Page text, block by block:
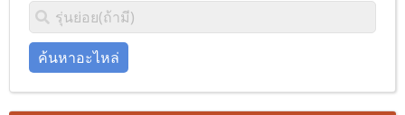
ค้นหาอะไหล่